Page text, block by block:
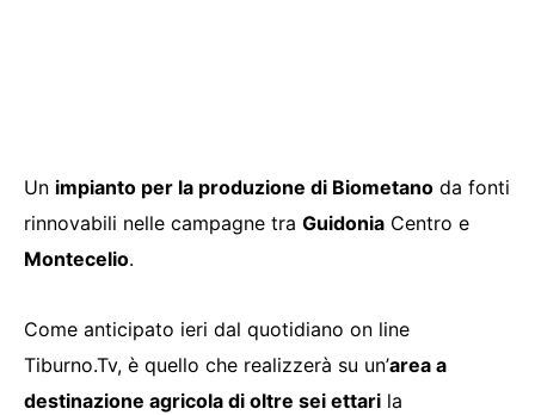
Un impianto per la produzione di Biometano da fonti
rinnovabili nelle campagne tra Guidonia Centro e
Montecelio.
Come anticipato ieri dal quotidiano on line
Tiburno.Tv, è quello che realizzerà su un’area a
destinazione agricola di oltre sei ettari la